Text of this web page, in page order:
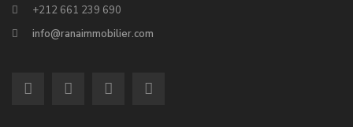
+212 661 239 690
info@ranaimmobilier.com